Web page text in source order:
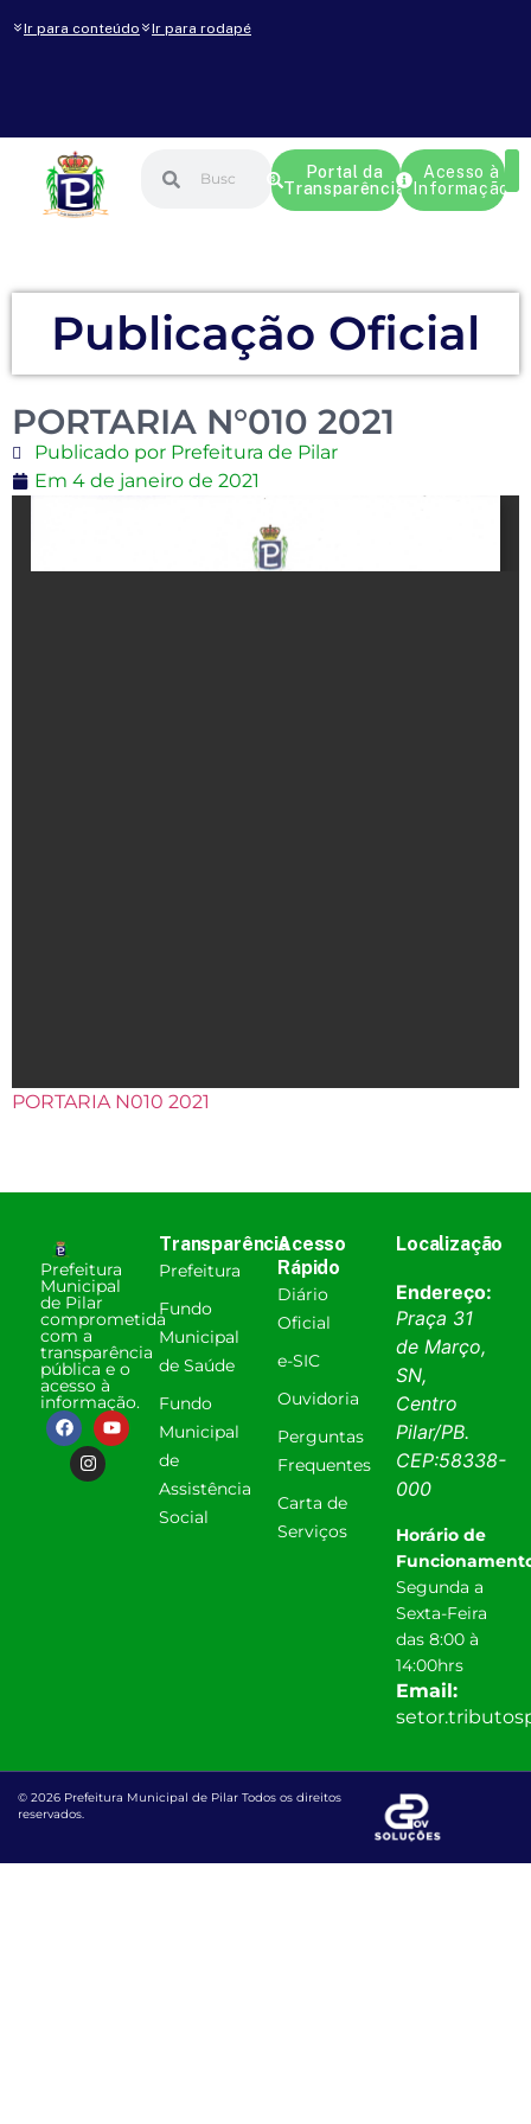
Ir para conteúdo Ir para rodapé
Portal da
Transparência
Acesso à
Informação
Publicação Oficial
PORTARIA N°010 2021
Publicado por Prefeitura de Pilar
Em 4 de janeiro de 2021
PORTARIA N010 2021
Prefeitura
Municipal
de Pilar
comprometida
com a
transparência
pública e o
acesso à
informação.
Transparência
Prefeitura
Fundo
Municipal
de Saúde
Fundo
Municipal
de
Assistência
Social
Acesso
Rápido
Diário
Oficial
e-SIC
Ouvidoria
Perguntas
Frequentes
Carta de
Serviços
Localização
Endereço:
Praça 31
de Março,
SN,
Centro
Pilar/PB.
CEP:58338-
000
Horário de
Segunda a
Sexta-Feira
das 8:00 à
14:00hrs
Email:
© 2026 Prefeitura Municipal de Pilar Todos os direitos
reservados.